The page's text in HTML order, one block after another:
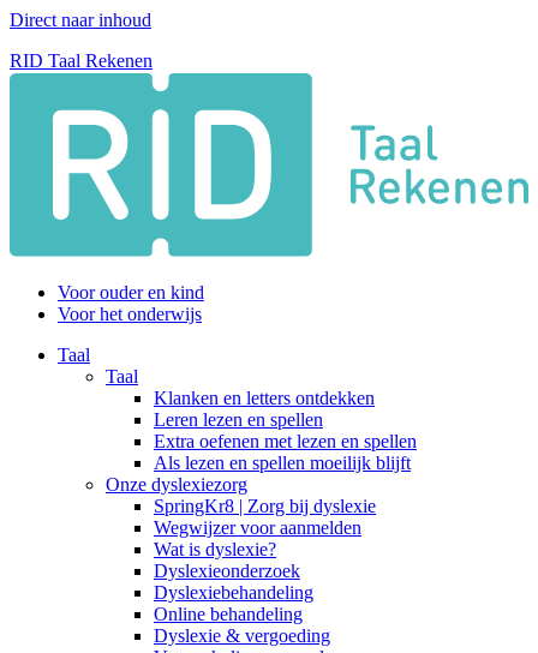
Direct naar inhoud
RID Taal Rekenen
Voor ouder en kind
Voor het onderwijs
Taal
Taal
Klanken en letters ontdekken
Leren lezen en spellen
Extra oefenen met lezen en spellen
Als lezen en spellen moeilijk blijft
Onze dyslexiezorg
SpringKr8 | Zorg bij dyslexie
Wegwijzer voor aanmelden
Wat is dyslexie?
Dyslexieonderzoek
Dyslexiebehandeling
Online behandeling
Dyslexie & vergoeding